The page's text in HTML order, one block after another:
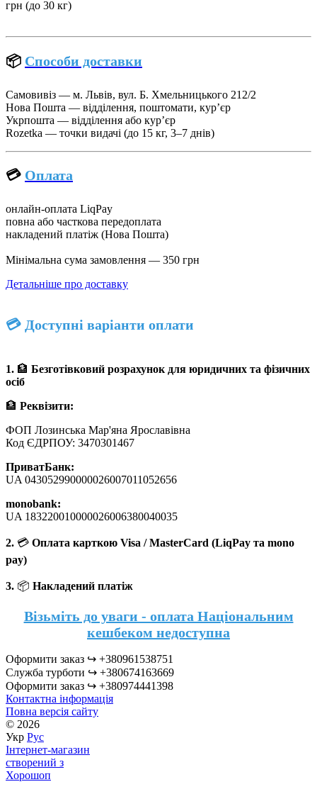
грн (до 30 кг)
📦 Способи доставки
Самовивіз — м. Львів, вул. Б. Хмельницького 212/2
Нова Пошта — відділення, поштомати, кур’єр
Укрпошта — відділення або кур’єр
Rozetka — точки видачі (до 15 кг, 3–7 днів)
💳 Оплата
онлайн-оплата LiqPay
повна або часткова передоплата
накладений платіж (Нова Пошта)
Мінімальна сума замовлення — 350 грн
Детальніше про доставку
💳 Доступні варіанти оплати
1. 🏦 Безготівковий розрахунок для юридичних та фізичних
осіб
🏦 Реквізити:
ФОП Лозинська Мар'яна Ярославівна
Код ЄДРПОУ: 3470301467
ПриватБанк:
UA 043052990000026007011052656
monobank:
UA 183220010000026006380040035
2. 💳 Оплата карткою Visa / MasterCard (LiqPay та mono
pay)
3. 📦 Накладений платіж
Візьміть до уваги - оплата Національним
кешбеком недоступна
Оформити заказ ↪︎ +380961538751
Служба турботи ↪︎ +380674163669
Оформити заказ ↪︎ +380974441398
Контактна інформація
Повна версія сайту
© 2026
Укр Рус
Інтернет-магазин
створений з
Хорошоп